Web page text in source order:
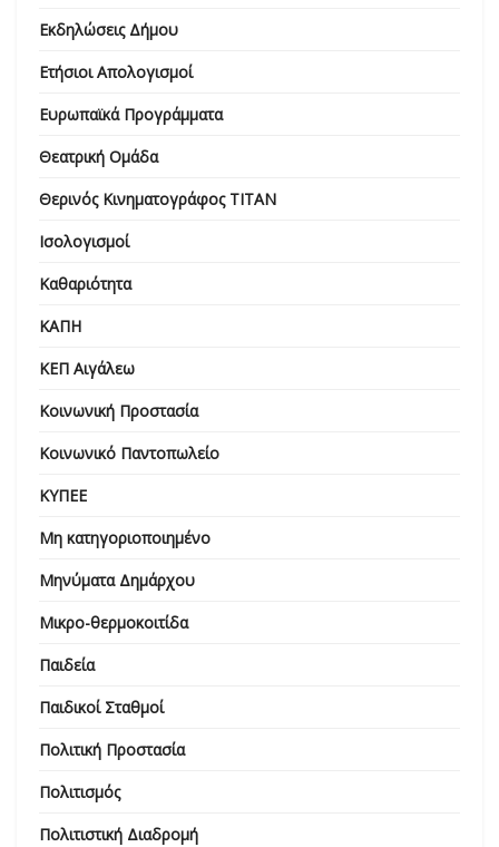
Εκδηλώσεις Δήμου
Ετήσιοι Απολογισμοί
Ευρωπαϊκά Προγράμματα
Θεατρική Ομάδα
Θερινός Κινηματογράφος ΤΙΤΑΝ
Ισολογισμοί
Καθαριότητα
ΚΑΠΗ
ΚΕΠ Αιγάλεω
Κοινωνική Προστασία
Κοινωνικό Παντοπωλείο
ΚΥΠΕΕ
Μη κατηγοριοποιημένο
Μηνύματα Δημάρχου
Μικρο-θερμοκοιτίδα
Παιδεία
Παιδικοί Σταθμοί
Πολιτική Προστασία
Πολιτισμός
Πολιτιστική Διαδρομή